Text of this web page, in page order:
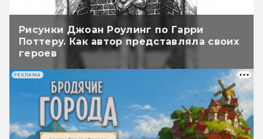
Рисунки Джоан Роулинг по Гарри
Поттеру. Как автор представляла своих
героев
РЕКЛАМА